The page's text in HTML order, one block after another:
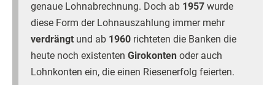
genaue Lohnabrechnung. Doch ab 1957 wurde
diese Form der Lohnauszahlung immer mehr
verdrängt und ab 1960 richteten die Banken die
heute noch existenten Girokonten oder auch
Lohnkonten ein, die einen Riesenerfolg feierten.